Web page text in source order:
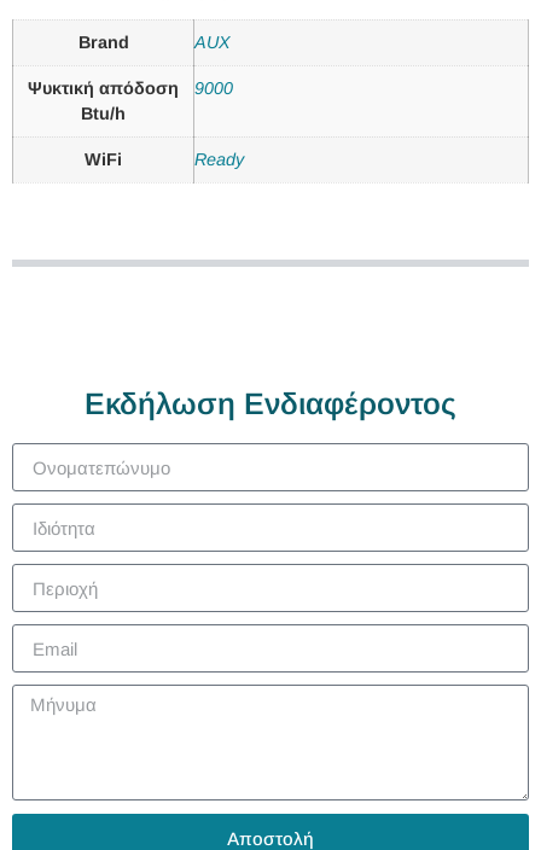
Brand AUX
Ψυκτική απόδοση
Btu/h
9000
WiFi Ready
Εκδήλωση Ενδιαφέροντος
Αποστολή